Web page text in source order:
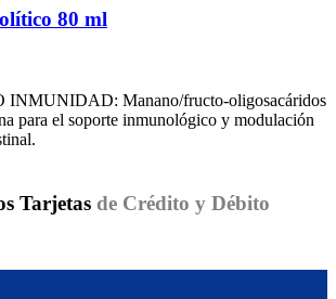
80 ml
Manano/fructo-oligosacáridos
para el soporte inmunológico y modulación
Tarjetas de Crédito y Débito